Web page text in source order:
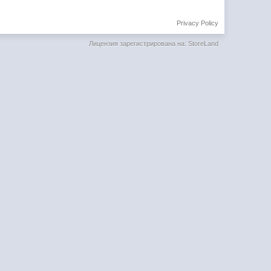
Privacy Policy
Лицензия зарегистрирована на: StoreLand